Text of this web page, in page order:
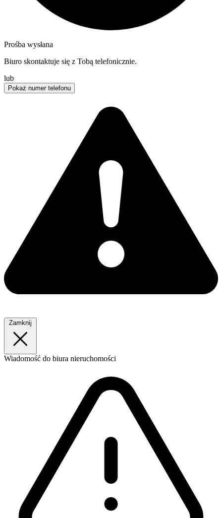
Prośba wysłana
Biuro skontaktuje się z Tobą telefonicznie.
lub
Pokaż numer telefonu
Zamknij
Wiadomość do biura nieruchomości